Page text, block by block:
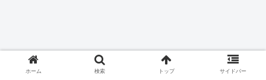
ホーム 検索 トップ サイドバー